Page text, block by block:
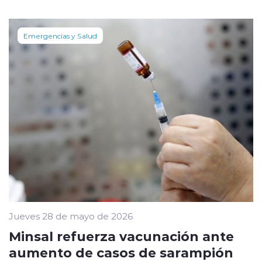
Emergencias y Salud
Jueves 28 de mayo de 2026
Minsal refuerza vacunación ante
aumento de casos de sarampión